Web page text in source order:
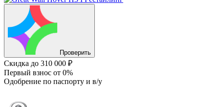
Проверить
Скидка до 310 000 ₽
Первый взнос от 0%
Одобрение по паспорту и в/у